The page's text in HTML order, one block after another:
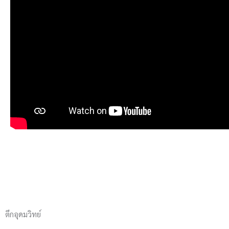
ตึกอุดมวิทย์